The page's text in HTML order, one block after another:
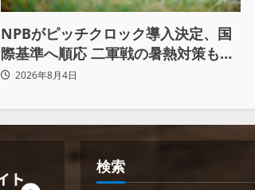
NPBがピッチクロック導入決定、国
際基準へ順応 二軍戦の暑熱対策も柔
軟運用へ
2026年8月4日
検索